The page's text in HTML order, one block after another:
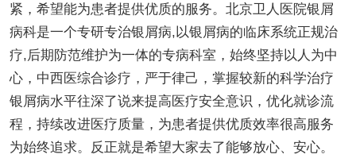
紧，希望能为患者提供优质的服务。北京卫人医院银屑
病科是一个专研专治银屑病,以银屑病的临床系统正规治
疗,后期防范维护为一体的专病科室，始终坚持以人为中
心，中西医综合诊疗，严于律己，掌握较新的科学治疗
银屑病水平往深了说来提高医疗安全意识，优化就诊流
程，持续改进医疗质量，为患者提供优质效率很高服务
为始终追求。反正就是希望大家去了能够放心、安心。